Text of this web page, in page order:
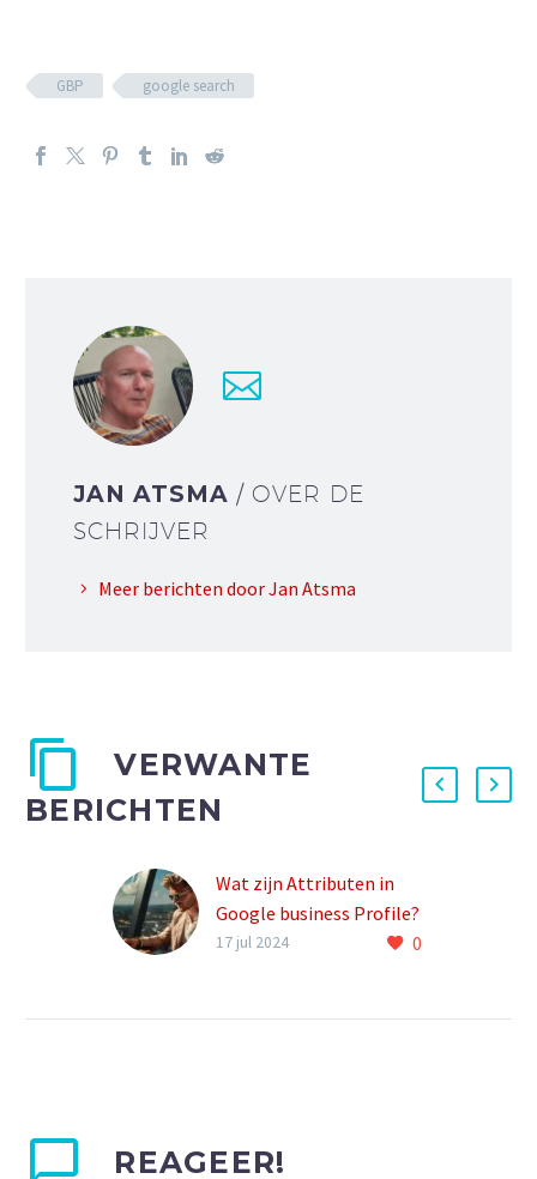
GBP google search
JAN ATSMA / OVER DE
SCHRIJVER
Meer berichten door Jan Atsma
VERWANTE
BERICHTEN
Wat zijn Attributen in
Google business Profile?
Attributen in Google
attributen kunnen
0
17 jul 2024
REAGEER!